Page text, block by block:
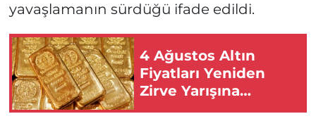
yavaşlamanın sürdüğü ifade edildi.
4 Ağustos Altın
Fiyatları Yeniden
Zirve Yarışına
Başladı!